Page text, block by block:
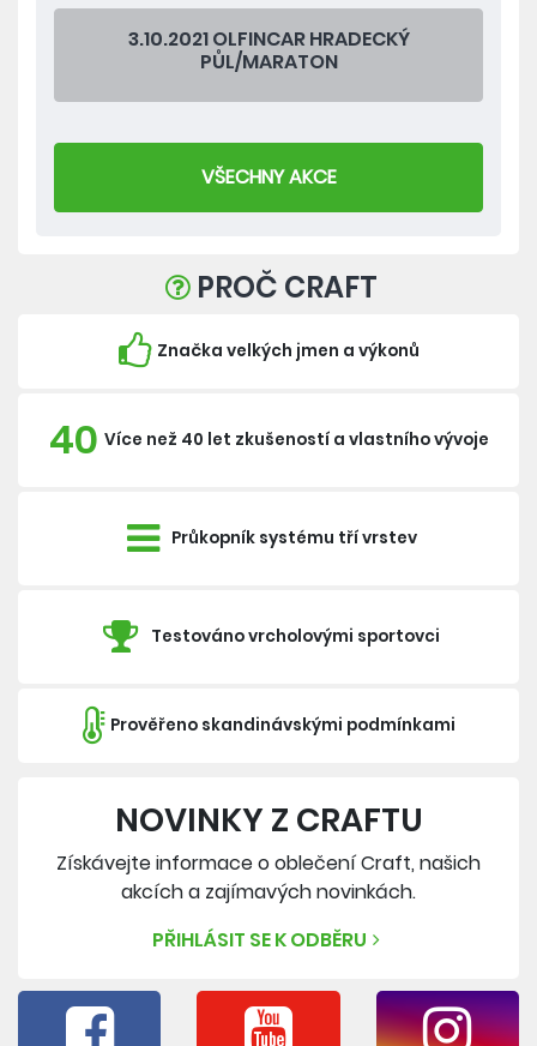
3.10.2021 OLFINCAR HRADECKÝ
PŮL/MARATON
VŠECHNY AKCE
PROČ CRAFT
Značka velkých jmen a výkonů
40 Více než 40 let zkušeností a vlastního vývoje
Průkopník systému tří vrstev
Testováno vrcholovými sportovci
Prověřeno skandinávskými podmínkami
NOVINKY Z CRAFTU
Získávejte informace o oblečení Craft, našich
akcích a zajímavých novinkách.
PŘIHLÁSIT SE K ODBĚRU